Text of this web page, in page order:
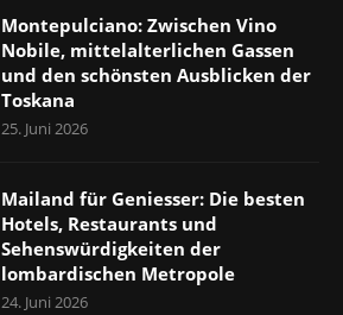
Montepulciano: Zwischen Vino
Nobile, mittelalterlichen Gassen
und den schönsten Ausblicken der
Toskana
25. Juni 2026
Mailand für Geniesser: Die besten
Hotels, Restaurants und
Sehenswürdigkeiten der
lombardischen Metropole
24. Juni 2026